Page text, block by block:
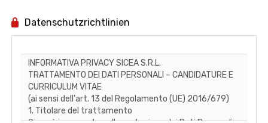
Datenschutzrichtlinien